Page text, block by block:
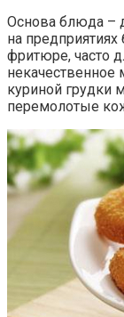
Основа блюда –
на предприятиях
фритюре, часто
некачественное
куриной грудки
перемолотые